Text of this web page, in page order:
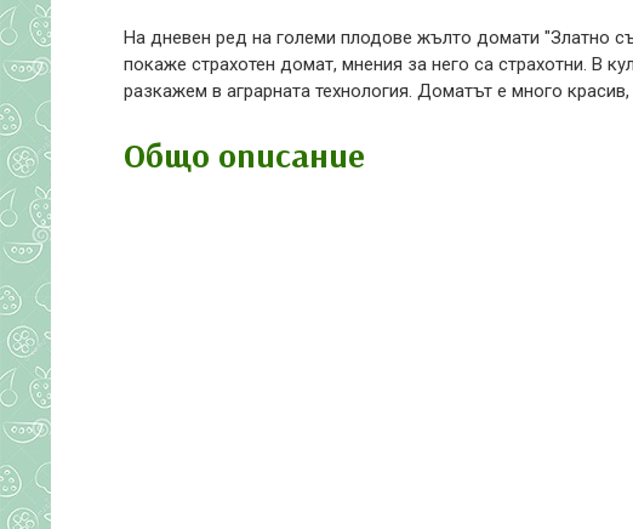
На дневен ред на големи плодове жълто домати "Златно
покаже страхотен домат, мнения за него са страхотни. В
разкажем в аграрната технология. Доматът е много
Общо описание